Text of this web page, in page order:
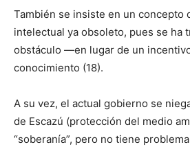
También se insiste en un concepto
intelectual ya obsoleto, pues se ha
obstáculo ―en lugar de un
conocimiento (18).
A su vez, el actual gobierno se
de Escazú (protección del medio
“soberanía”, pero no tiene